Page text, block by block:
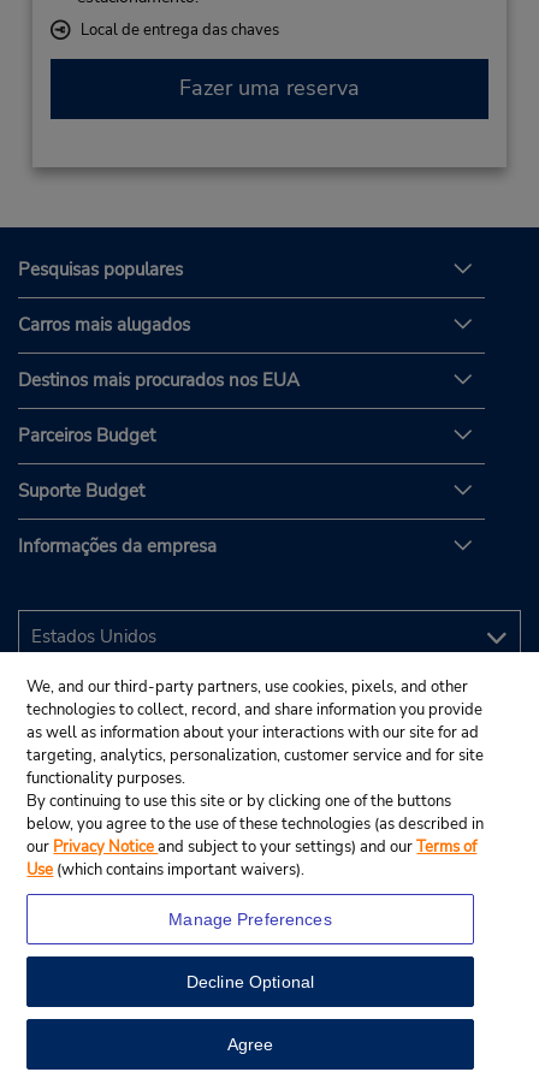
View Map
Local de entrega das chaves
Fazer uma reserva
Pesquisas populares
Carros mais alugados
Destinos mais procurados nos EUA
Parceiros Budget
Suporte Budget
Informações da empresa
© 2025 Budget Rent A Car System, Inc.
We, and our third-party partners, use cookies, pixels, and other
technologies to collect, record, and share information you provide
as well as information about your interactions with our site for ad
targeting, analytics, personalization, customer service and for site
functionality purposes.
By continuing to use this site or by clicking one of the buttons
below, you agree to the use of these technologies (as described in
our Privacy Noticeand subject to your settings) and ourTerms of
Use (which contains important waivers).
Manage Preferences
Decline Optional
Agree